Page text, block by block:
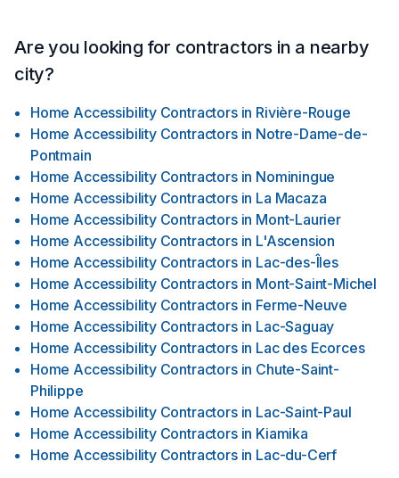
Are you looking for contractors in a nearby
city?
Home Accessibility Contractors in Rivière-Rouge
Home Accessibility Contractors in Notre-Dame-de-
Pontmain
Home Accessibility Contractors in Nominingue
Home Accessibility Contractors in La Macaza
Home Accessibility Contractors in Mont-Laurier
Home Accessibility Contractors in L'Ascension
Home Accessibility Contractors in Lac-des-Îles
Home Accessibility Contractors in Mont-Saint-Michel
Home Accessibility Contractors in Ferme-Neuve
Home Accessibility Contractors in Lac-Saguay
Home Accessibility Contractors in Lac des Ecorces
Home Accessibility Contractors in Chute-Saint-
Philippe
Home Accessibility Contractors in Lac-Saint-Paul
Home Accessibility Contractors in Kiamika
Home Accessibility Contractors in Lac-du-Cerf